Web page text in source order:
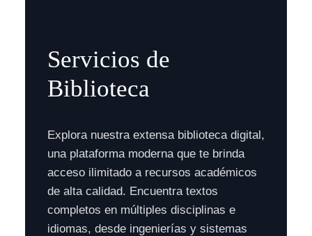
Servicios de
Biblioteca
Explora nuestra extensa biblioteca digital,
una plataforma moderna que te brinda
acceso ilimitado a recursos académicos
de alta calidad. Encuentra textos
completos en múltiples disciplinas e
idiomas, desde ingenierías y sistemas